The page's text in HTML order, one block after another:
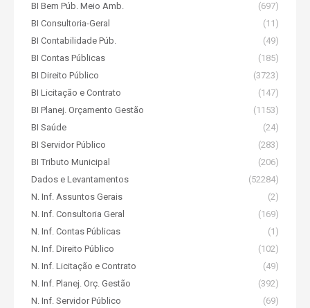
BI Bem Púb. Meio Amb.
(697)
BI Consultoria-Geral
(11)
BI Contabilidade Púb.
(49)
BI Contas Públicas
(185)
BI Direito Público
(3723)
BI Licitação e Contrato
(147)
BI Planej. Orçamento Gestão
(1153)
BI Saúde
(24)
BI Servidor Público
(283)
BI Tributo Municipal
(206)
Dados e Levantamentos
(52284)
N. Inf. Assuntos Gerais
(2)
N. Inf. Consultoria Geral
(169)
N. Inf. Contas Públicas
(1)
N. Inf. Direito Público
(102)
N. Inf. Licitação e Contrato
(49)
N. Inf. Planej. Orç. Gestão
(392)
N. Inf. Servidor Público
(69)